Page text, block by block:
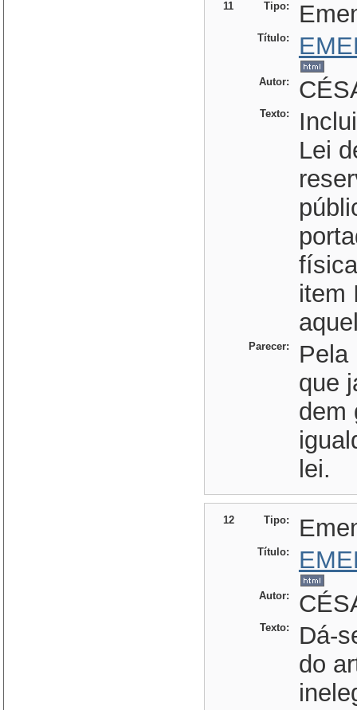
11 Tipo:
Título:
Autor:
Texto:
Lei
item
Parecer:
Pela
que
dem
lei.
12 Tipo:
Título:
Autor:
Texto:
Dá-
do